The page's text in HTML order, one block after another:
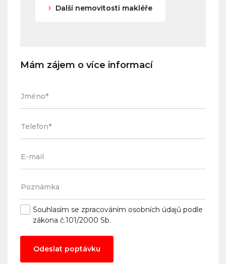
Další nemovitosti makléře
Mám zájem o více informací
Souhlasím se zpracováním osobních údajů podle
zákona č.101/2000 Sb.
Odeslat poptávku